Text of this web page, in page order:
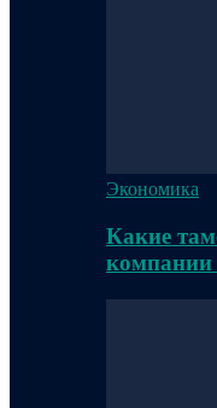
Экономика
Какие
компании